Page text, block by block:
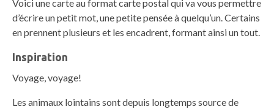
Voici une carte au format carte postal qui va vous permettre
d’écrire un petit mot, une petite pensée à quelqu’un. Certains
en prennent plusieurs et les encadrent, formant ainsi un tout.
Inspiration
Voyage, voyage!
Les animaux lointains sont depuis longtemps source de